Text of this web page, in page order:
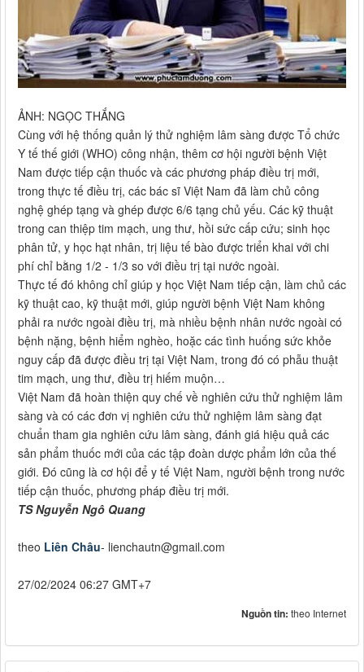
ẢNH: NGỌC THẮNG
Cùng với hệ thống quản lý thử nghiệm lâm sàng được Tổ chức
Y tế thế giới (WHO) công nhận, thêm cơ hội người bệnh Việt
Nam được tiếp cận thuốc và các phương pháp điều trị mới,
trong thực tế điều trị, các bác sĩ Việt Nam đã làm chủ công
nghệ ghép tạng và ghép được 6/6 tạng chủ yếu. Các kỹ thuật
trong can thiệp tim mạch, ung thư, hồi sức cấp cứu; sinh học
phân tử, y học hạt nhân, trị liệu tế bào được triển khai với chi
phí chỉ bằng 1/2 - 1/3 so với điều trị tại nước ngoài.
Thực tế đó không chỉ giúp y học Việt Nam tiếp cận, làm chủ các
kỹ thuật cao, kỹ thuật mới, giúp người bệnh Việt Nam không
phải ra nước ngoài điều trị, mà nhiều bệnh nhân nước ngoài có
bệnh nặng, bệnh hiểm nghèo, hoặc các tình huống sức khỏe
nguy cấp đã được điều trị tại Việt Nam, trong đó có phẫu thuật
tim mạch, ung thư, điều trị hiếm muộn…
Việt Nam đã hoàn thiện quy chế về nghiên cứu thử nghiệm lâm
sàng và có các đơn vị nghiên cứu thử nghiệm lâm sàng đạt
chuẩn tham gia nghiên cứu lâm sàng, đánh giá hiệu quả các
sản phẩm thuốc mới của các tập đoàn dược phẩm lớn của thế
giới. Đó cũng là cơ hội để y tế Việt Nam, người bệnh trong nước
tiếp cận thuốc, phương pháp điều trị mới.
TS Nguyễn Ngô Quang
theo Liên Châu- lienchautn@gmail.com
27/02/2024 06:27 GMT+7
Nguồn tin: theo Internet